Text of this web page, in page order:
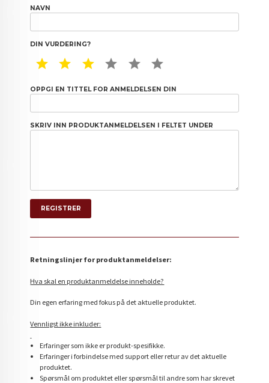
NAVN
DIN VURDERING?
1 STAR2 STAR3 STAR4 STAR5 STAR
OPPGI EN TITTEL FOR ANMELDELSEN DIN
SKRIV INN PRODUKTANMELDELSEN I FELTET UNDER
Retningslinjer for produktanmeldelser:
Hva skal en produktanmeldelse inneholde?
Din egen erfaring med fokus på det aktuelle produktet.
Vennligst ikke inkluder:
Erfaringer som ikke er produkt-spesifikke.
Erfaringer i forbindelse med support eller retur av det aktuelle
produktet.
Spørsmål om produktet eller spørsmål til andre som har skrevet